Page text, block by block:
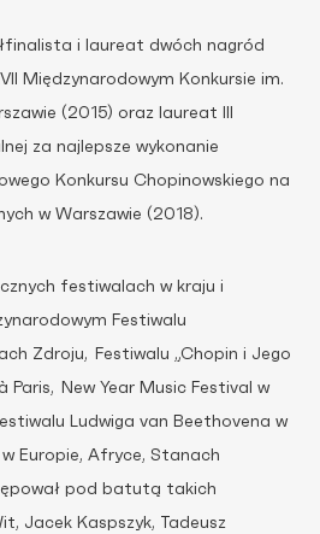
i laureat dwóch nagród
Międzynarodowym Konkursie im.
(2015) oraz laureat III
za najlepsze wykonanie
Konkursu Chopinowskiego na
w Warszawie (2018).
festiwalach w kraju i
Festiwalu
Zdroju, Festiwalu „Chopin i Jego
Paris, New Year Music Festival w
Ludwiga van Beethovena w
Europie, Afryce, Stanach
pod batutą takich
Jacek Kaspszyk, Tadeusz